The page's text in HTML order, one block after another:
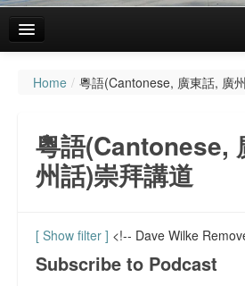
主頁
聚會資料
粵語(Cantonese, 廣東話, 廣州話)崇拜講
會務報告
代禱事項
Home / 粵語(Cantonese, 廣東話, 廣
粵語(Cantonese,
州話)崇拜講道
[ Show filter ] <!-- Dave Wilke
Subscribe to Podcast